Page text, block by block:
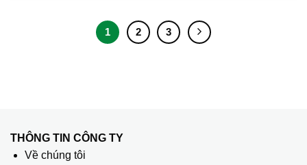
1 2 3
THÔNG TIN CÔNG TY
Về chúng tôi